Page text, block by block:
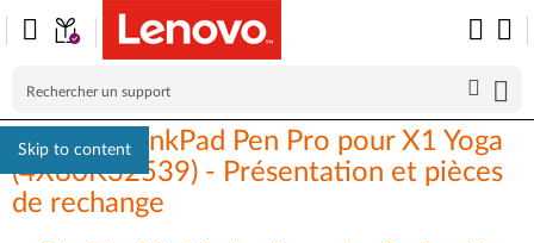
Skip to content
Lenovo ThinkPad Pen Pro pour X1 Yoga
(4X80K32539) - Présentation et pièces
de rechange